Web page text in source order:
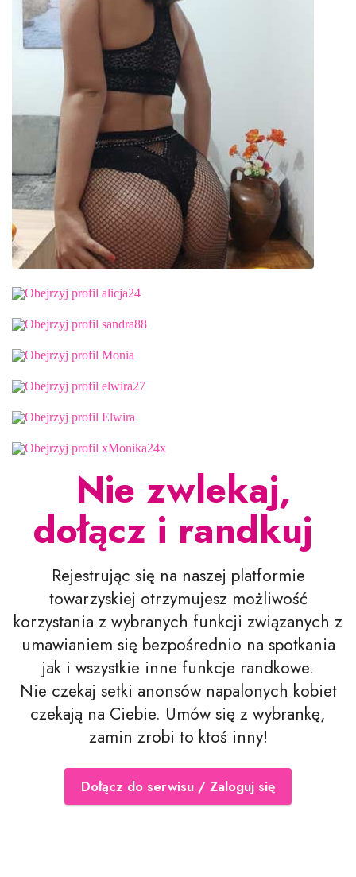
Nie zwlekaj,
dołącz i randkuj
Rejestrując się na naszej platformie
towarzyskiej otrzymujesz możliwość
korzystania z wybranych funkcji związanych z
umawianiem się bezpośrednio na spotkania
jak i wszystkie inne funkcje randkowe.
Nie czekaj setki anonsów napalonych kobiet
czekają na Ciebie. Umów się z wybrankę,
zamin zrobi to ktoś inny!
Dołącz do serwisu / Zaloguj się